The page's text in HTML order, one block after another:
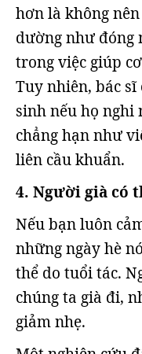
hơn là không
dường như đóng
trong việc giúp
Tuy nhiên, bác
sinh nếu họ nghi
chẳng hạn như
liên cầu khuẩn.
4. Người già có
Nếu bạn luôn
những ngày hè
thể do tuổi tác.
chúng ta già đi,
giảm nhẹ.